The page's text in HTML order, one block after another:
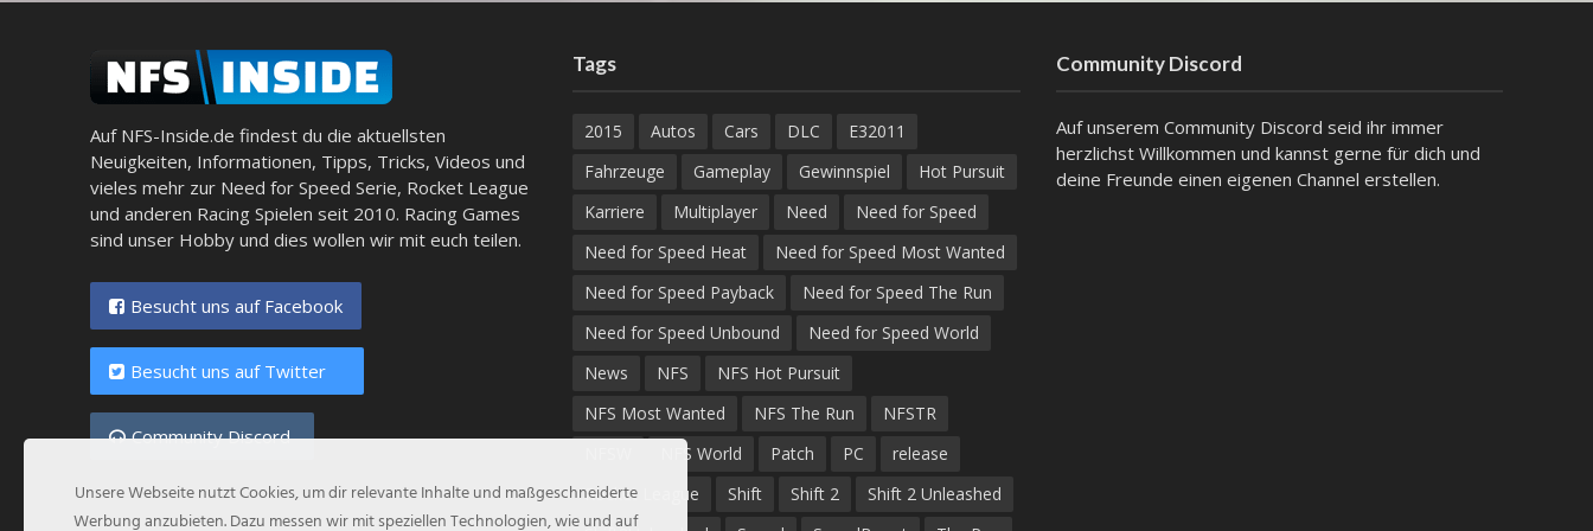
Auf NFS-Inside.de findest du die aktuellsten
Neuigkeiten, Informationen, Tipps, Tricks, Videos und
vieles mehr zur Need for Speed Serie, Rocket League
und anderen Racing Spielen seit 2010. Racing Games
sind unser Hobby und dies wollen wir mit euch teilen.
Besucht uns auf Facebook
Besucht uns auf Twitter
Community Discord
Tags
2015 Autos Cars DLC
E32011
Fahrzeuge
Gameplay Gewinnspiel
Hot Pursuit
Karriere
Multiplayer Need
Need for Speed
Need for Speed Heat
Need for Speed Most Wanted
Need for Speed Payback
Need for Speed The Run
Need for Speed Unbound
Need for Speed World
News
NFS
NFS Hot Pursuit
NFS Most Wanted
NFS The Run
NFSTR
NFS World Patch PC
release
Rocket League
Shift Shift 2
Shift 2 Unleashed
Community Discord
Auf unserem Community Discord seid ihr immer
herzlichst Willkommen und kannst gerne für dich und
deine Freunde einen eigenen Channel erstellen.
Unsere Webseite nutzt Cookies, um dir relevante Inhalte und maßgeschneiderte
Werbung anzubieten. Dazu messen wir mit speziellen Technologien, wie und auf